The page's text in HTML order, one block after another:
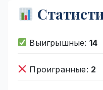
Выигрышные: 14
Проигранные: 2